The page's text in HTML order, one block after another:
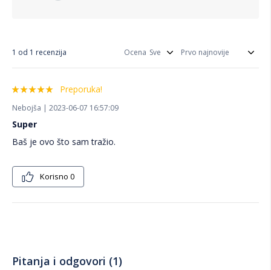
1 od 1 recenzija Ocena
Preporuka!
Nebojša | 2023-06-07 16:57:09
Super
Baš je ovo što sam tražio.
Korisno 0
Pitanja i odgovori (1)